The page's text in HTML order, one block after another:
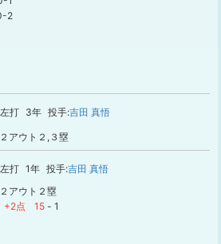
2
左打 3年 投手:吉田 真悟
２アウト２,３塁
左打 1年 投手:吉田 真悟
２アウト２塁
+2点
15 - 1